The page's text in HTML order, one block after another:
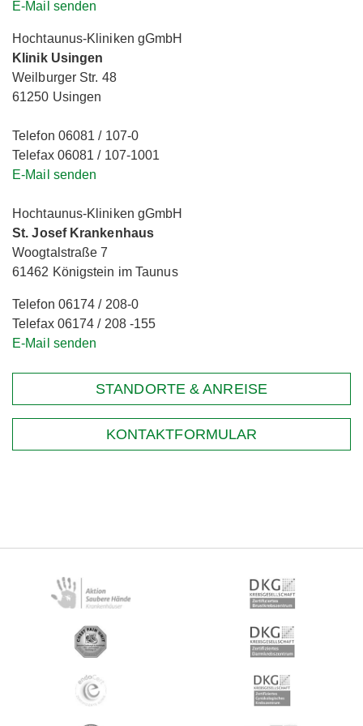
E-Mail senden
Hochtaunus-Kliniken gGmbH
Klinik Usingen
Weilburger Str. 48
61250 Usingen
Telefon 06081 / 107-0
Telefax 06081 / 107-1001
E-Mail senden
Hochtaunus-Kliniken gGmbH
St. Josef Krankenhaus
Woogtalstraße 7
61462 Königstein im Taunus
Telefon 06174 / 208-0
Telefax 06174 / 208 -155
E-Mail senden
STANDORTE & ANREISE
KONTAKTFORMULAR